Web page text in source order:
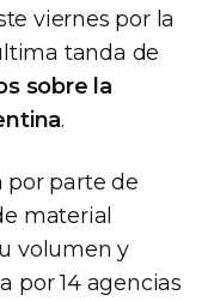
viernes por la
tanda de
sobre la
.
por parte de
material
volumen y
por 14 agencias